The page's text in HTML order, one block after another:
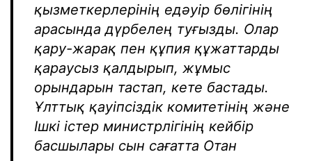
қызметкерлерінің едәуір бөлігінің
арасында дүрбелең туғызды. Олар
қару-жарақ пен құпия құжаттарды
қараусыз қалдырып, жұмыс
орындарын тастап, кете бастады.
Ұлттық қауіпсіздік комитетінің және
Ішкі істер министрлігінің кейбір
басшылары сын сағатта Отан